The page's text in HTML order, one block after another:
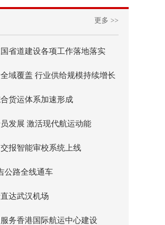
更多 >>
省道建设各项工作落地落实
域覆盖 行业供给规模持续增长
货运体系加速形成
发展 激活现代航运动能
报智能审校系统上线
公路全线通车
达武汉机场
务香港国际航运中心建设